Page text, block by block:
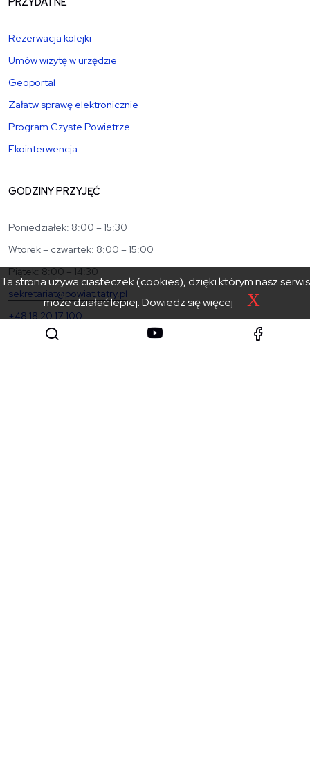
Rezerwacja kolejki
Umów wizytę w urzędzie
Geoportal
Załatw sprawę elektronicznie
Program Czyste Powietrze
Ekointerwencja
GODZINY PRZYJĘĆ
Poniedziałek: 8:00 – 15:30
Wtorek – czwartek: 8:00 – 15:00
Piątek: 8:00 – 14:30
sekretariat@powiat.tatry.pl
+48 18 20 17 100
+48 18 20 01 001
Ta strona używa ciasteczek (cookies), dzięki którym nasz serwis
może działać lepiej.Dowiedz się więcej X